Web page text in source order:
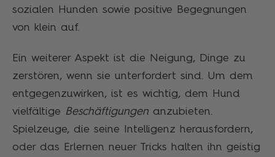
sozialen Hunden sowie positive Begegnungen
von klein auf.
Ein weiterer Aspekt ist die Neigung, Dinge zu
zerstören, wenn sie unterfordert sind. Um dem
entgegenzuwirken, ist es wichtig, dem Hund
vielfältige Beschäftigungen anzubieten.
Spielzeuge, die seine Intelligenz herausfordern,
oder das Erlernen neuer Tricks halten ihn geistig